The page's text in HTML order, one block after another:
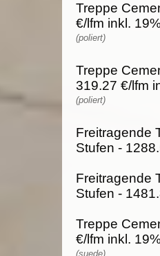
Treppe
€/lfm inkl.
(poliert)
Treppe
319.27 €/lfm
(poliert)
Freitragende
Stufen -
Freitragende
Stufen -
Treppe
€/lfm inkl.
(suede)